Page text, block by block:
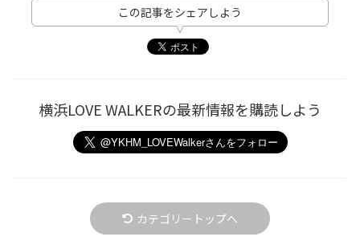
この記事をシェアしよう
横浜LOVE WALKERの最新情報を購読しよう
カテゴリートップへ